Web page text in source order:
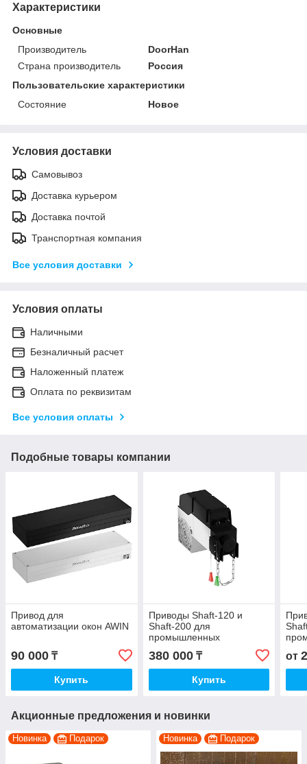
Характеристики
Основные
Производитель
DoorHan
Страна производитель
Россия
Пользовательские характеристики
Состояние
Новое
Условия доставки
Самовывоз
Доставка курьером
Доставка почтой
Транспортная компания
Все условия доставки
Условия оплаты
Наличными
Безналичный расчет
Наложенный платеж
Оплата по реквизитам
Все условия оплаты
Подобные товары компании
Привод для
автоматизации окон AWIN
90 000 ₸
Купить
Приводы Shaft-120 и
Shaft-200 для
промышленных
секционных ворот
380 000₸
Купить
от
Акционные предложения и новинки
Новинка Подарок Новинка Подарок